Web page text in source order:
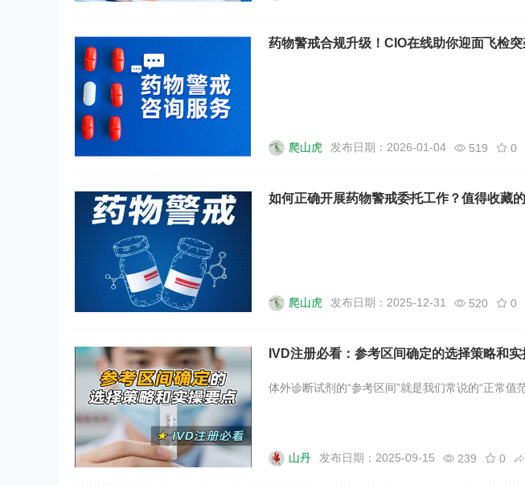
药物警戒合规升级！CIO在线助你迎面飞检突
爬山虎 发布日期：2026-01-04 519 0
如何正确开展药物警戒委托工作？值得收藏
爬山虎 发布日期：2025-12-31 520 0
IVD注册必看：参考区间确定的选择策略和实
体外诊断试剂的“参考区间”就是我们常说的“正常
山丹 发布日期：2025-09-15 239 0